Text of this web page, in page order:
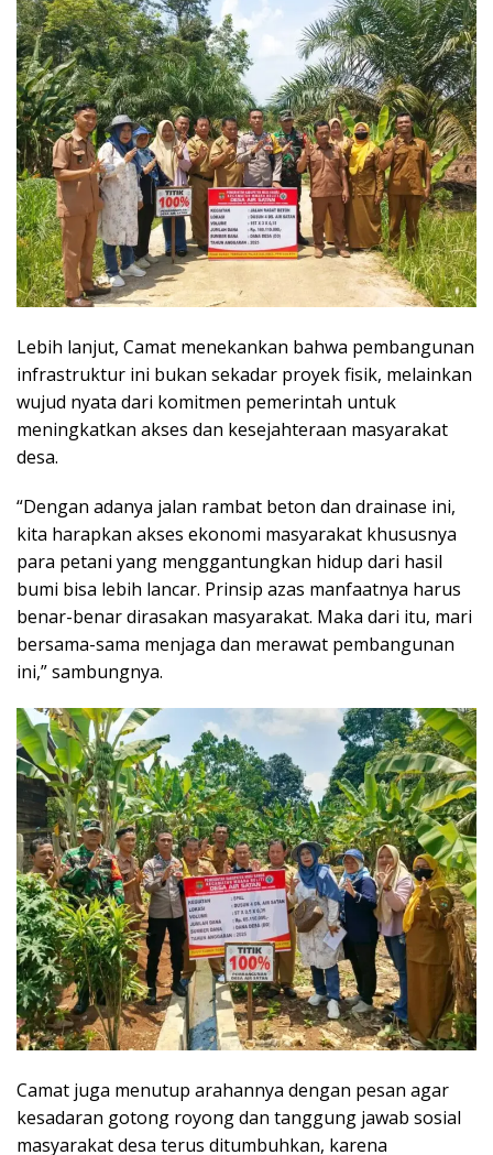
Lebih lanjut, Camat menekankan bahwa pembangunan
infrastruktur ini bukan sekadar proyek fisik, melainkan
wujud nyata dari komitmen pemerintah untuk
meningkatkan akses dan kesejahteraan masyarakat
desa.
“Dengan adanya jalan rambat beton dan drainase ini,
kita harapkan akses ekonomi masyarakat khususnya
para petani yang menggantungkan hidup dari hasil
bumi bisa lebih lancar. Prinsip azas manfaatnya harus
benar-benar dirasakan masyarakat. Maka dari itu, mari
bersama-sama menjaga dan merawat pembangunan
ini,” sambungnya.
Camat juga menutup arahannya dengan pesan agar
kesadaran gotong royong dan tanggung jawab sosial
masyarakat desa terus ditumbuhkan, karena